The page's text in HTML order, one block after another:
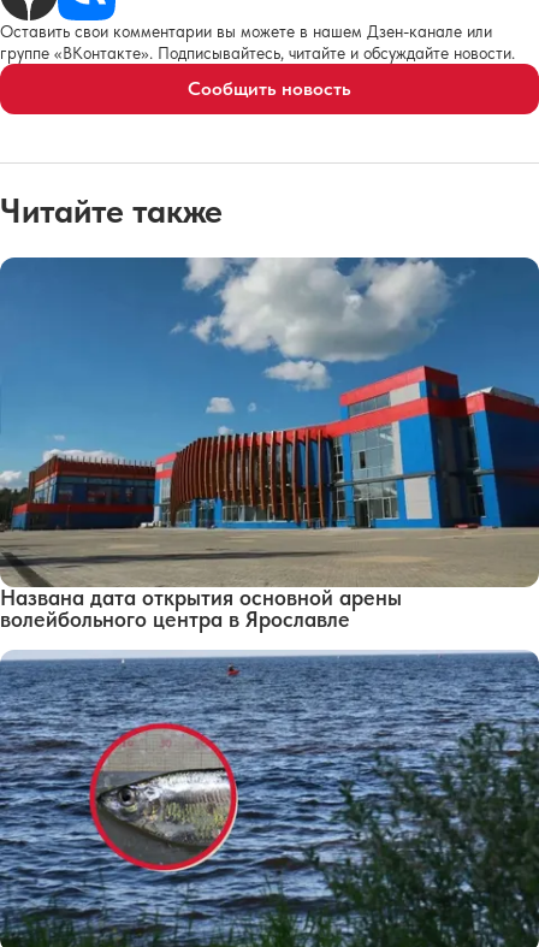
Оставить свои комментарии вы можете в нашем Дзен-канале или
группе «ВКонтакте». Подписывайтесь, читайте и обсуждайте новости.
Сообщить новость
Читайте также
Названа дата открытия основной арены
волейбольного центра в Ярославле